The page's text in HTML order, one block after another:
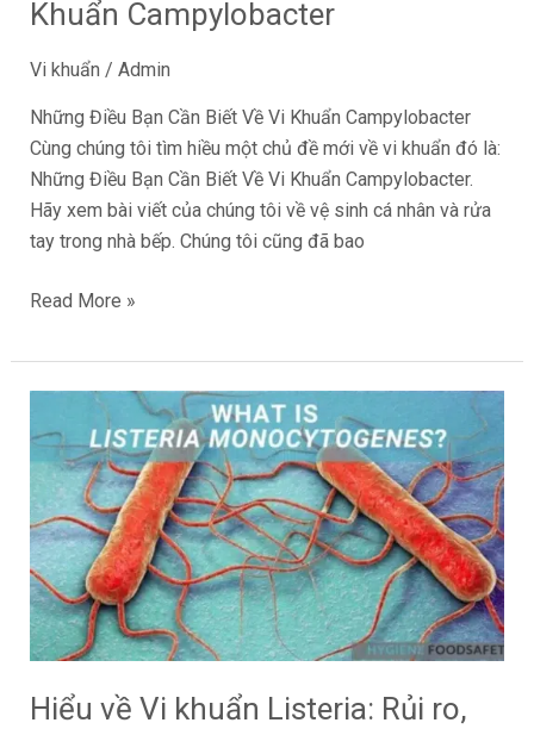
Khuẩn Campylobacter
Vi khuẩn / Admin
Những Điều Bạn Cần Biết Về Vi Khuẩn Campylobacter
Cùng chúng tôi tìm hiều một chủ đề mới về vi khuẩn đó là:
Những Điều Bạn Cần Biết Về Vi Khuẩn Campylobacter.
Hãy xem bài viết của chúng tôi về vệ sinh cá nhân và rửa
tay trong nhà bếp. Chúng tôi cũng đã bao
Read More »
Hiểu về Vi khuẩn Listeria: Rủi ro,
về
Vi
khuẩn
Listeria:
Rủi
ro,
Phòng
ngừa
Bùng